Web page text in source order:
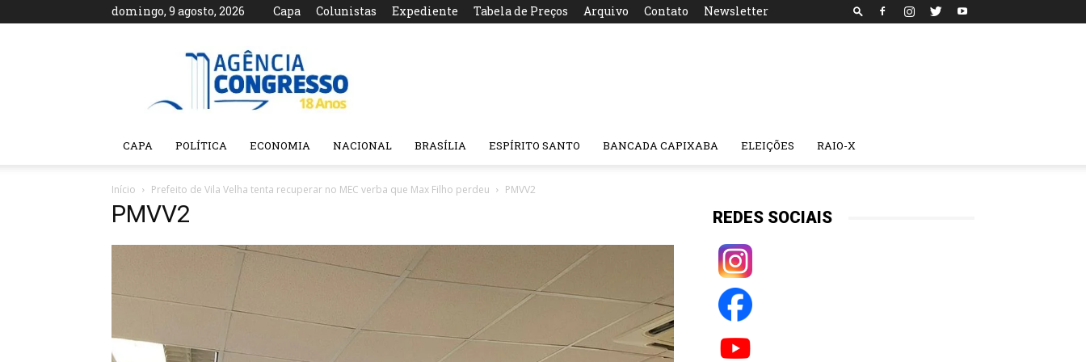
domingo, 9 agosto, 2026 Capa Colunistas Expediente Tabela de Preços Arquivo Contato Newsletter
Agência
CAPA POLÍTICA ECONOMIA NACIONAL BRASÍLIA ESPÍRITO SANTO BANCADA CAPIXABA ELEIÇÕES RAIO-X
Início Prefeito de Vila Velha tenta recuperar no MEC verba que Max Filho perdeu PMVV2
PMVV2 REDES SOCIAIS